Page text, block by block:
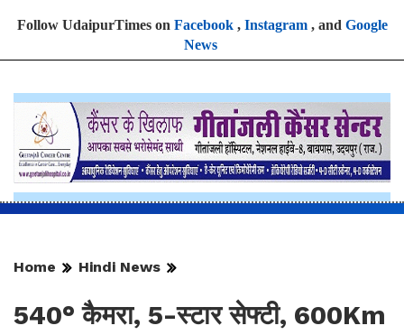
Follow UdaipurTimes on Facebook, Instagram, and Google
News
Home Hindi News
540° कैमरा, 5-स्टार सेफ्टी, 600Km